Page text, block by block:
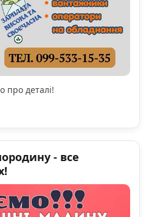
про деталі!
- все